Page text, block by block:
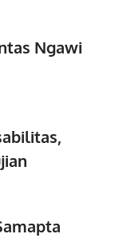
Ngawi